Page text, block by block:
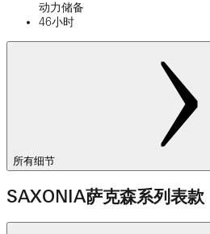
动力储备
46小时
所有细节
SAXONIA萨克森系列表款